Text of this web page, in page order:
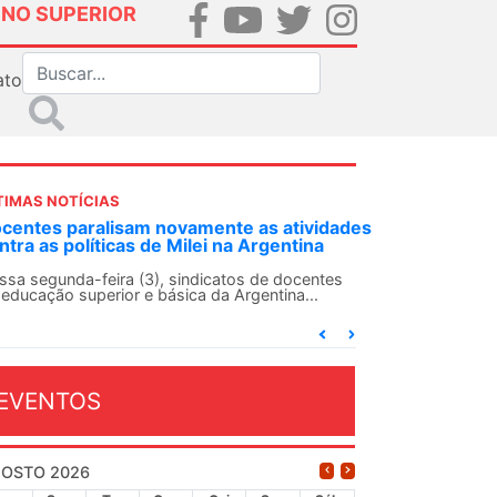
SUPERIOR
NOTÍCIAS
ANDES-SN convoca docentes para Dia de
Solidariedade Internacionalista com Cuba em
13 de agosto
O ANDES-SN conclama suas seções sindicais e o
2026